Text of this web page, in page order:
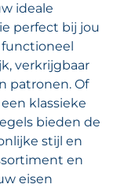
ideale
perfect bij jou
verkrijgbaar
patronen. Of
klassieke
bieden de
stijl en
en
eisen